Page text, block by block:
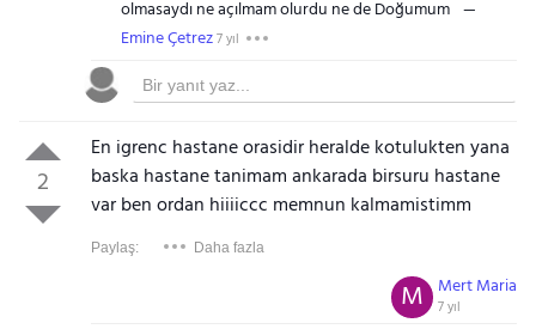
olmasaydı ne açılmam olurdu ne de Doğumum
Emine Çetrez7 yıl
2
En igrenc hastane orasidir heralde kotulukten yana
baska hastane tanimam ankarada birsuru hastane
var ben ordan hiiiiccc memnun kalmamistimm
Paylaş: Daha fazla
Mert Maria
7 yıl
M